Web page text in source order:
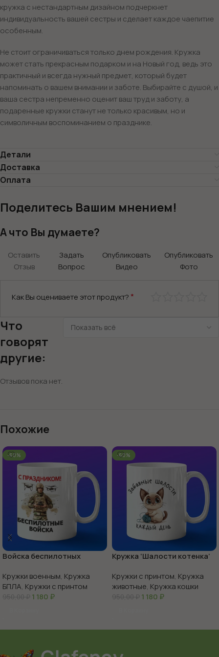
кружка с нестандартным дизайном подчеркнет
индивидуальность вашей сестры и сделает каждое чаепитие
особенным.
Не стоит ограничиваться только днем рождения. Кружка
может стать прекрасным подарком и на Новый год, ведь это
практичный и всегда нужный предмет, который будет
напоминать о вашем внимании и заботе. Выбирайте с душой, и
ваша сестра непременно оценит ваш труд и заботу, а
подаренные кружки станут не только красивым, но и
символичным воспоминанием о празднике.
Детали
Доставка
Оплата
Поделитесь Вашим мнением!
А что Вы думаете?
Оставить
Отзыв
Задать
Вопрос
Опубликовать
Видео
Опубликовать
Фото
Как Вы оцениваете этот продукт? *
Что
говорят
другие:
Отзывов пока нет.
Похожие
-60%
Войска беспилотных
Кружки военным, Кружка
БПЛА, Кружки с принтом
950,00₽ 1 180 ₽
-60%
Кружка ‘Шалости котенка’
Кружки с принтом, Кружка
животные, Кружка кошки
950,00₽ 1 180 ₽